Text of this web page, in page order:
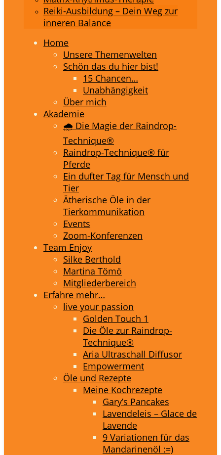
Reiki-Ausbildung – Dein Weg zur
inneren Balance
Home
Unsere Themenwelten
Schön das du hier bist!
15 Chancen…
Unabhängigkeit
Über mich
Akademie
🌧️ Die Magie der Raindrop-
Technique®
Raindrop-Technique® für
Pferde
Ein dufter Tag für Mensch und
Tier
Ätherische Öle in der
Tierkommunikation
Events
Zoom-Konferenzen
Team Enjoy
Silke Berthold
Martina Tömö
Mitgliederbereich
Erfahre mehr…
live your passion
Golden Touch 1
Die Öle zur Raindrop-
Technique®
Aria Ultraschall Diffusor
Empowerment
Öle und Rezepte
Meine Kochrezepte
Gary’s Pancakes
Lavendeleis – Glace de
Lavende
9 Variationen für das
Mandarinenöl :=)